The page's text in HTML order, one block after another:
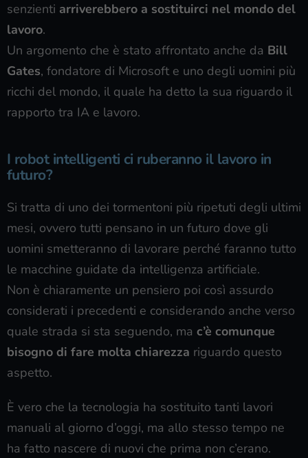
senzienti arriverebbero a sostituirci nel mondo del
lavoro.
Un argomento che è stato affrontato anche da Bill
Gates, fondatore di Microsoft e uno degli uomini più
ricchi del mondo, il quale ha detto la sua riguardo il
rapporto tra IA e lavoro.
I robot intelligenti ci ruberanno il lavoro in
futuro?
Si tratta di uno dei tormentoni più ripetuti degli ultimi
mesi, ovvero tutti pensano in un futuro dove gli
uomini smetteranno di lavorare perché faranno tutto
le macchine guidate da intelligenza artificiale.
Non è chiaramente un pensiero poi così assurdo
considerati i precedenti e considerando anche verso
quale strada si sta seguendo, ma c’è comunque
bisogno di fare molta chiarezza riguardo questo
aspetto.
È vero che la tecnologia ha sostituito tanti lavori
manuali al giorno d’oggi, ma allo stesso tempo ne
ha fatto nascere di nuovi che prima non c’erano.